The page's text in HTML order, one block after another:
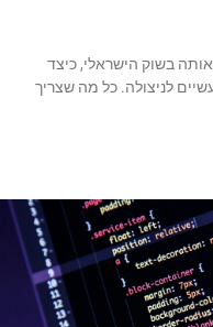
בשוק הישראלי, כיצד
לניצולה. כל מה שצריך